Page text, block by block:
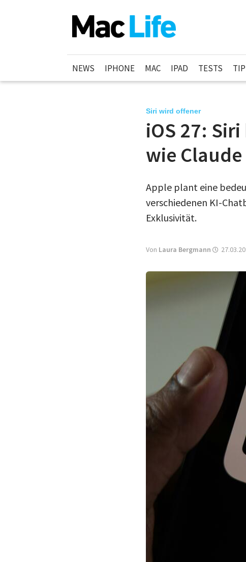
NEWS IPHONE MAC IPAD TESTS
Siri wird offener
iOS 27:
wie
Apple plant eine
verschiedenen KI-
Exklusivität.
Von Laura Bergmann